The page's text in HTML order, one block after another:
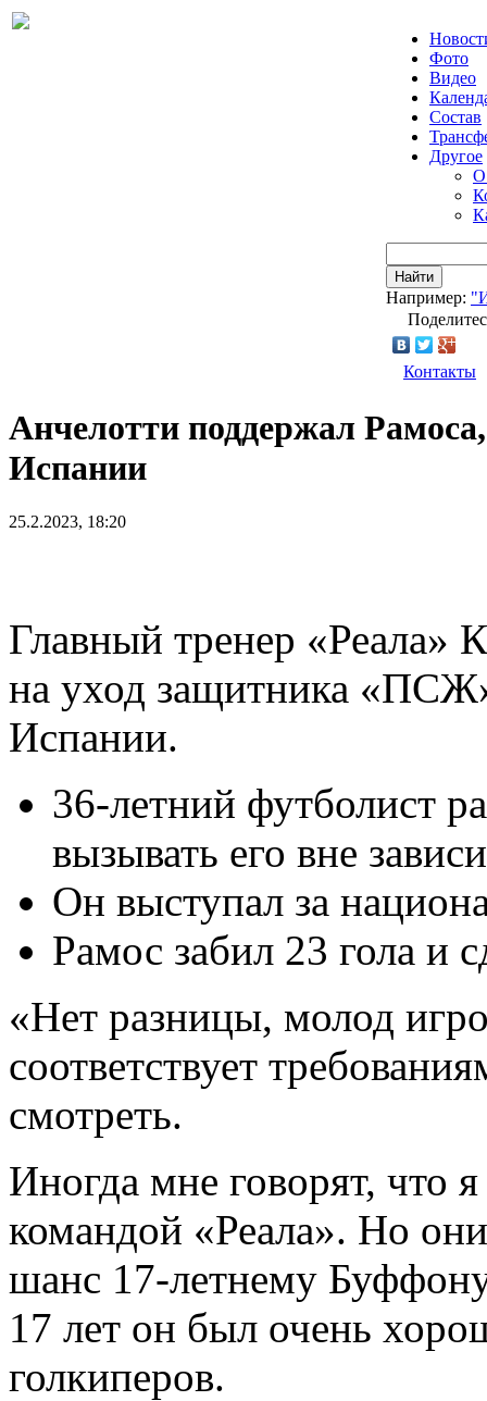
Фото
Видео
Состав
Другое
О
Найти
Например:
Контакты
Анчелотти поддержал
Испании
25.2.2023, 18:20
Главный тренер «Реала»
на уход защитника
Испании.
36-летний футболист
вызывать его вне
Он выступал за
Рамос забил 23 гола и
«Нет разницы, молод
соответствует
смотреть.
Иногда мне говорят, что
командой «Реала». Но
шанс 17-летнему
17 лет он был очень
голкиперов.